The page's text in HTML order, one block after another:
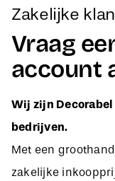
Vraag
account
Wij zijn Decorabel
bedrijven.
Met een
zakelijke
webshop direct